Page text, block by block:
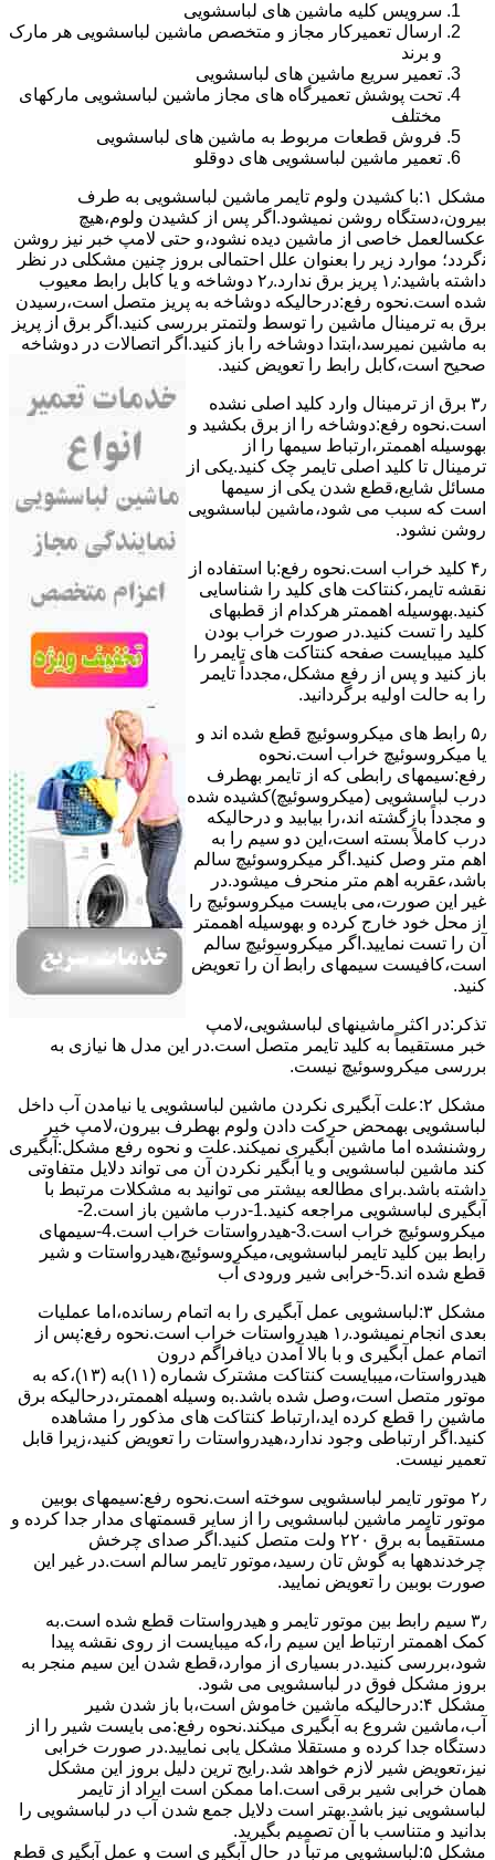
سرویس کلیه ماشین های لباسشویی
ارسال تعمیرکار مجاز و متخصص ماشین لباسشویی هر مارک
و برند
تعمیر سریع ماشین های لباسشویی
تحت پوشش تعمیرگاه های مجاز ماشین لباسشویی مارکهای
مختلف
فروش قطعات مربوط به ماشین های لباسشویی
تعمیر ماشین لباسشویی های دوقلو
مشکل ۱:ﺑﺎ ﮐﺸﯿﺪن وﻟﻮم ﺗﺎﯾﻤﺮ ماشین لباسشویی به طرف
ﺑﯿﺮون،دستگاه روﺷﻦ نمیشود.اﮔﺮ ﭘﺲ از ﮐﺸﯿﺪن وﻟﻮم،ﻫﯿﭻ
عکسالعمل ﺧﺎﺻﯽ از ﻣﺎﺷﯿﻦ دﯾﺪه نشود،و حتی ﻻﻣﭗ ﺧﺒﺮ ﻧﯿﺰ روﺷﻦ
ﻧگردد؛ موارد زیر را بعنوان ﻋﻠﻞ احتمالی بروز چنین مشکلی در نظر
داشته باشید:۱٫ ﭘﺮﯾﺰ ﺑﺮق ﻧﺪارد.۲٫ دوﺷﺎﺧﻪ و ﯾﺎ ﮐﺎﺑﻞ راﺑﻂ ﻣﻌﯿﻮب
ﺷﺪه است.نحوه رفع:درحالیکه دوﺷﺎﺧﻪ ﺑﻪ ﭘﺮﯾﺰ ﻣﺘﺼﻞ اﺳﺖ،رﺳﯿﺪن
ﺑﺮق ﺑﻪ ﺗﺮﻣﯿﻨﺎل ﻣﺎﺷﯿﻦ را ﺗﻮﺳﻂ ولتمتر بررسی ﮐﻨﯿﺪ.اﮔﺮ ﺑﺮق از ﭘﺮﯾﺰ
ﺑﻪ ﻣﺎﺷﯿﻦ نمیرسد،اﺑﺘﺪا دوشاخه را باز کنید.اﮔﺮ اﺗﺼﺎﻻت در دوشاخه
ﺻﺤﯿﺢ اﺳﺖ،ﮐﺎﺑﻞ راﺑﻂ را ﺗﻌﻮﯾﺾ کنید.
۳٫ ﺑﺮق از ﺗﺮﻣﯿﻨﺎل وارد ﮐﻠﯿﺪ اﺻﻠﯽ ﻧﺸﺪه
است.نحوه رﻓﻊ:دوشاخه را از ﺑﺮق بکشید و
بهوسیله اهممتر،ارﺗﺒﺎط سیمها را از
ﺗﺮﻣﯿﻨﺎل ﺗﺎ ﮐﻠﯿﺪ اﺻﻠﯽ ﺗﺎﯾﻤﺮ چک کنید.یکی از
مسائل شایع،ﻗﻄﻊ شدن ﯾﮑﯽ از سیمها
است که سبب می شود،ﻣﺎﺷﯿﻦ لباسشویی
روﺷﻦ نشود.
۴٫ ﮐﻠﯿﺪ ﺧﺮاب اﺳﺖ.نحوه رفع:ﺑﺎ اﺳﺘﻔﺎده از
ﻧﻘﺸﻪ ﺗﺎﯾﻤﺮ،ﮐﻨﺘﺎﮐﺖ ﻫﺎی ﮐﻠﯿﺪ را ﺷﻨﺎﺳﺎﯾﯽ
کنید.بهوسیله اهممتر هرکدام از قطبهای
ﮐﻠﯿﺪ را ﺗﺴﺖ ﮐﻨﯿﺪ.در ﺻﻮرت ﺧﺮاب ﺑﻮدن
ﮐﻠﯿﺪ میبایست ﺻﻔﺤﻪ ﮐﻨﺘﺎﮐﺖ ﻫﺎی ﺗﺎﯾﻤﺮ را
باز کنید و ﭘﺲ از رﻓﻊ مشکل،مجدداً ﺗﺎﯾﻤﺮ
را به حالت اوﻟﯿﻪ برگردانید.
۵٫ رابط های ﻣﯿﮑﺮوﺳﻮﺋﯿﭻ ﻗﻄﻊ شده اند و
ﯾﺎ ﻣﯿﮑﺮوﺳﻮﺋﯿﭻ ﺧﺮاب اﺳﺖ.نحوه
رفع:سیمهای راﺑﻄﯽ ﮐﻪ از ﺗﺎﯾﻤﺮ بهطرف
درب لباسشویی (ﻣﯿﮑﺮوﺳﻮﺋﯿﭻ)کشیده شده
و مجدداً بازگشته اند،را ﺑﯿﺎﺑﯿﺪ و درحالیکه
درب کاملاً ﺑﺴﺘﻪ اﺳﺖ،اﯾﻦ دو ﺳﯿﻢ را ﺑﻪ
اﻫﻢ ﻣﺘﺮ وصل کنید.اﮔﺮ ﻣﯿﮑﺮوﺳﻮﺋﯿﭻ ﺳﺎﻟﻢ
ﺑﺎﺷﺪ،ﻋﻘﺮﺑﻪ اهم متر ﻣﻨﺤﺮف میشود.در
ﻏﯿﺮ اﯾﻦ ﺻﻮرت،می بایست ﻣﯿﮑﺮوﺳﻮﺋﯿﭻ را
از ﻣﺤﻞ خود ﺧﺎرج کرده و بهوسیله اهممتر
آن را ﺗﺴﺖ ﻧﻤﺎﯾﯿﺪ.اﮔﺮ ﻣﯿﮑﺮوﺳﻮﺋﯿﭻ ﺳﺎﻟﻢ
اﺳﺖ،ﮐﺎﻓﯿﺴﺖ سیمهای راﺑﻄ آن را ﺗﻌﻮﯾﺾ
کنید.
ﺗﺬﮐﺮ:در اﮐﺜﺮ ماشینهای لباسشویی،ﻻﻣﭗ
ﺧﺒﺮ مستقیماً ﺑﻪ ﮐﻠﯿﺪ ﺗﺎﯾﻤﺮ ﻣﺘﺼﻞ اﺳﺖ.در اﯾﻦ مدل ها ﻧﯿﺎزی ﺑﻪ
بررسی ﻣﯿﮑﺮوﺳﻮﺋﯿﭻ نیست.
مشکل ۲:علت آبگیری نکردن ماشین لباسشویی یا نیامدن آب داخل
لباسشویی بهمحض ﺣﺮﮐﺖ دادن وﻟﻮم بهطرف ﺑﯿﺮون،ﻻﻣﭗ ﺧﺒﺮ
روشنشده اﻣﺎ ﻣﺎﺷﯿﻦ آﺑﮕﯿﺮی نمیکند.ﻋﻠﺖ و نحوه رﻓﻊ مشکل:آبگیری
کند ماشین لباسشویی و یا آبگیر نکردن آن می تواند دلایل متفاوتی
داشته باشد.برای مطالعه بیشتر می توانید به مشکلات مرتبط با
آبگیری لباسشویی مراجعه کنید.1-درب ﻣﺎﺷﯿﻦ ﺑﺎز اﺳﺖ.2-
ﻣﯿﮑﺮوﺳﻮﺋﯿﭻ ﺧﺮاب اﺳﺖ.3-ﻫﯿﺪرواﺳﺘﺎت ﺧﺮاب اﺳﺖ.4-سیمهای
راﺑﻂ ﺑﯿﻦ ﮐﻠﯿﺪ ﺗﺎﯾﻤﺮ لباسشویی،ﻣﯿﮑﺮوﺳﻮﺋﯿﭻ،ﻫﯿﺪرواﺳﺘﺎت و ﺷﯿﺮ
ﻗﻄﻊ ﺷﺪه اند.5-خرابی شیر ورودی آب
مشکل ۳:لباسشویی ﻋﻤﻞ آﺑﮕﯿﺮی را ﺑﻪ اﺗﻤﺎم رﺳﺎﻧﺪه،اﻣﺎ ﻋﻤﻠﯿﺎت
ﺑﻌﺪی اﻧﺠﺎم نمیشود.۱٫ ﻫﯿﺪرواﺳﺘﺎت ﺧﺮاب اﺳﺖ.نحوه رﻓﻊ:ﭘﺲ از
اﺗﻤﺎم عمل آﺑﮕﯿﺮی و ﺑﺎ ﺑﺎﻻ آﻣﺪن دﯾﺎﻓﺮاﮔﻢ درون
ﻫﯿﺪرواﺳﺘﺎت،میبایست ﮐﻨﺘﺎﮐﺖ ﻣﺸﺘﺮک شماره (۱۱)به (۱۳)،ﮐﻪ ﺑﻪ
ﻣﻮﺗﻮر ﻣﺘﺼﻞ اﺳﺖ،وﺻﻞ ﺷﺪه ﺑﺎﺷﺪ.ﺑه وسیله اهممتر،درحالیکه ﺑﺮق
ﻣﺎﺷﯿﻦ را ﻗﻄﻊ کرده اید،ارﺗﺒﺎط ﮐﻨﺘﺎﮐﺖ ﻫﺎی ﻣﺬﮐﻮر را ﻣﺸﺎﻫﺪه
کنید.اﮔﺮ ارﺗﺒﺎطی وجود ندارد،ﻫﯿﺪرواﺳﺘﺎت را ﺗﻌﻮﯾﺾ ﮐﻨﯿﺪ،زﯾﺮا قابل
ﺗﻌﻤﯿﺮ نیست.
۲٫ ﻣﻮﺗﻮر ﺗﺎﯾﻤﺮ لباسشویی ﺳﻮﺧﺘﻪ اﺳﺖ.نحوه رﻓﻊ:سیمهای ﺑﻮﺑﯿﻦ
ﻣﻮﺗﻮر ﺗﺎﯾﻤﺮ ماشین لباسشویی را از ﺳﺎﯾﺮ قسمتهای ﻣﺪار ﺟﺪا کرده و
مستقیماً ﺑﻪ برق ۲۲۰ وﻟﺖ ﻣﺘﺼﻞ کنید.اﮔﺮ ﺻﺪای ﭼﺮﺧﺶ
چرخدندهها به گوش تان رﺳﯿﺪ،ﻣﻮﺗﻮر ﺗﺎﯾﻤﺮ ﺳﺎﻟﻢ اﺳﺖ.در ﻏﯿﺮ اﯾﻦ
ﺻﻮرت ﺑﻮﺑﯿﻦ را ﺗﻌﻮﯾﺾ ﻧﻤﺎﯾﯿﺪ.
۳٫ ﺳﯿﻢ راﺑﻂ ﺑﯿﻦ ﻣﻮﺗﻮر ﺗﺎﯾﻤﺮ و ﻫﯿﺪرواﺳﺘﺎت ﻗﻄﻊ ﺷﺪه اﺳﺖ.به
کمک اهممتر ارﺗﺒﺎط اﯾﻦ ﺳﯿﻢ را،ﮐﻪ میبایست از روی ﻧﻘﺸﻪ ﭘﯿﺪا
ﺷﻮد،بررسی ﮐﻨﯿﺪ.در ﺑﺴﯿﺎری از موارد،ﻗﻄﻊ ﺷﺪن اﯾﻦ ﺳﯿﻢ ﻣﻨﺠﺮ ﺑﻪ
ﺑﺮوز مشکل ﻓﻮق در لباسشویی می شود.
مشکل ۴:درحالیکه ﻣﺎﺷﯿﻦ ﺧﺎﻣﻮش اﺳﺖ،ﺑﺎ ﺑﺎز ﺷﺪن ﺷﯿﺮ
آب،ﻣﺎﺷﯿﻦ ﺷﺮوع ﺑﻪ آﺑﮕﯿﺮی میکند.نحوه رﻓﻊ:می بایست ﺷﯿﺮ را از
دستگاه جدا کرده و مستقلا مشکل یابی نمایید.در صورت خرابی
نیز،تعویض شیر لازم خواهد شد.رایج ترین دلیل بروز این مشکل
همان خرابی شیر برقی است.اما ممکن است ایراد از تایمر
لباسشویی نیز باشد.بهتر است دلایل جمع شدن آب در لباسشویی را
بدانید و متناسب با آن تصمیم بگیرید.
مشکل ۵:لباسشویی مرتباً در ﺣﺎل آﺑﮕﯿﺮی اﺳﺖ و ﻋﻤﻞ آﺑﮕﯿﺮی ﻗﻄﻊ